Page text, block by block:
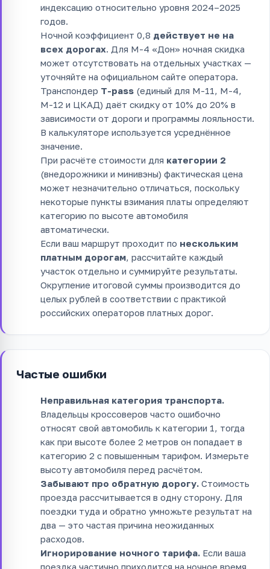
индексацию относительно уровня 2024–2025
годов.
Ночной коэффициент 0,8 действует не на
всех дорогах. Для М-4 «Дон» ночная скидка
может отсутствовать на отдельных участках —
уточняйте на официальном сайте оператора.
Транспондер T-pass (единый для М-11, М-4,
М-12 и ЦКАД) даёт скидку от 10% до 20% в
зависимости от дороги и программы лояльности.
В калькуляторе используется усреднённое
значение.
При расчёте стоимости для категории 2
(внедорожники и минивэны) фактическая цена
может незначительно отличаться, поскольку
некоторые пункты взимания платы определяют
категорию по высоте автомобиля
автоматически.
Если ваш маршрут проходит по нескольким
платным дорогам, рассчитайте каждый
участок отдельно и суммируйте результаты.
Округление итоговой суммы производится до
целых рублей в соответствии с практикой
российских операторов платных дорог.
Частые ошибки
Неправильная категория транспорта.
Владельцы кроссоверов часто ошибочно
относят свой автомобиль к категории 1, тогда
как при высоте более 2 метров он попадает в
категорию 2 с повышенным тарифом. Измерьте
высоту автомобиля перед расчётом.
Забывают про обратную дорогу. Стоимость
проезда рассчитывается в одну сторону. Для
поездки туда и обратно умножьте результат на
два — это частая причина неожиданных
расходов.
Игнорирование ночного тарифа. Если ваша
поездка частично приходится на ночное время